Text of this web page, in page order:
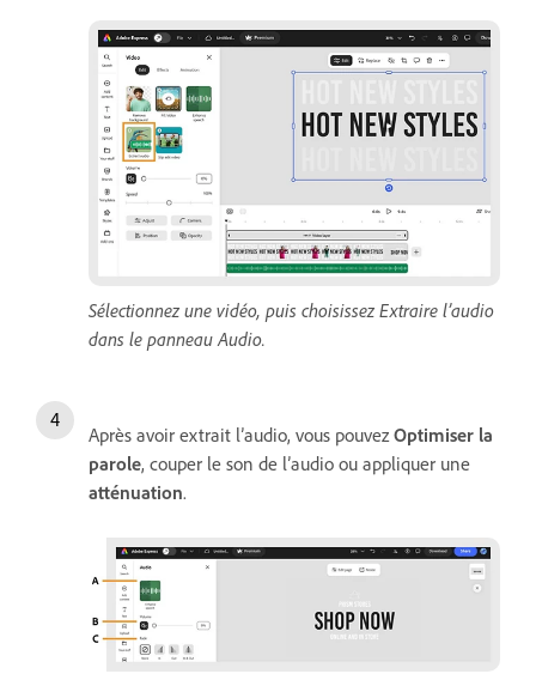
Sélectionnez une vidéo, puis choisissez Extraire l’audio
dans le panneau Audio.
Après avoir extrait l’audio, vous pouvezOptimiser la
parole, couper le son de l’audio ou appliquer une
atténuation.